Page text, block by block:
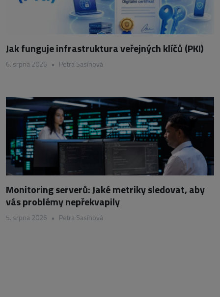
Jak funguje infrastruktura veřejných klíčů (PKI)
6. srpna 2026 • Petra Sasínová
Monitoring serverů: Jaké metriky sledovat, aby
vás problémy nepřekvapily
5. srpna 2026 • Petra Sasínová